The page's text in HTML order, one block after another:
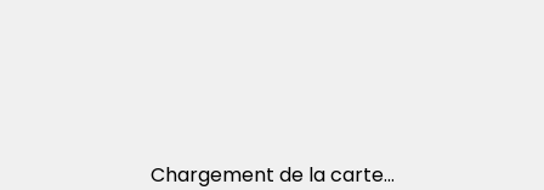
Chargement de la carte...